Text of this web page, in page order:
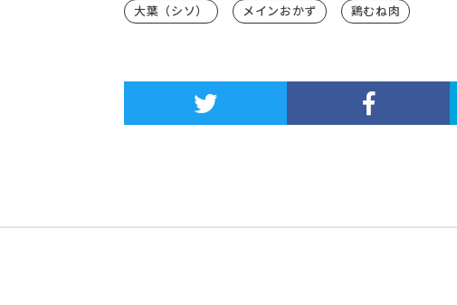
大葉（シソ） メインおかず 鶏むね肉